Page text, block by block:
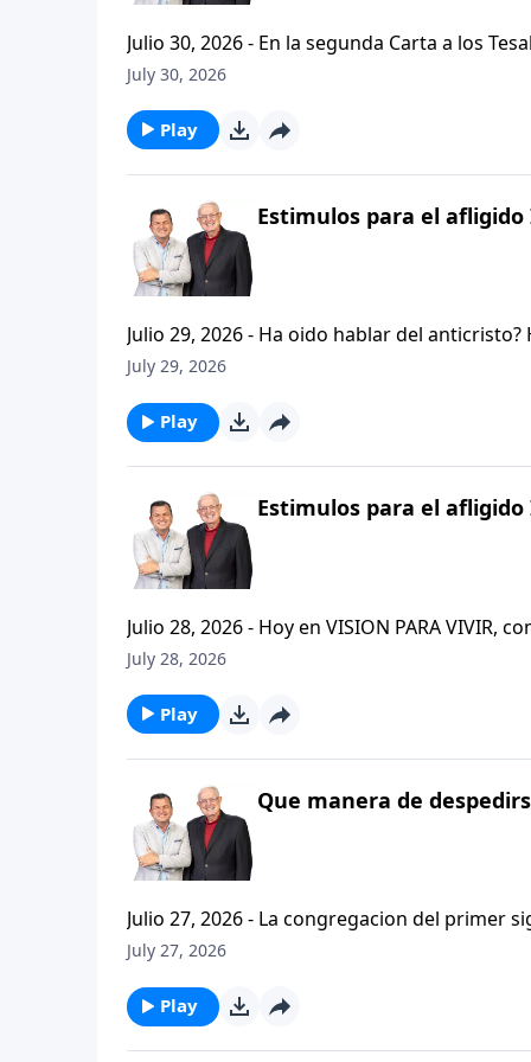
Julio 30, 2026 - En la segunda Carta a los
permanezcan firmes y aferrados a las
del mensaje que comenzamos hace un par
July 30, 2026
Play
Estimulos para el
Julio 29, 2026 - Ha oido hablar del
que se refiere la Biblia cuando usa la palabra
capitulo de 2 Tesalonicenses y escuchemos
AFLIGIDO.
July 29, 2026
Play
Estimulos para el afligido
Julio 28, 2026 - Hoy en VISION PARA
CRISTIANISMO FIRME: UN ESTUDIO DE 2
el pastor Carlos A. Zazueta titulo: "ESTIMULOS
July 28, 2026
Play
Que manera de
Julio 27, 2026 - La congregacion del primer
interpersonales cristianas y genuinas. Se afirmaban mutuamente. Daban cuentas de si mismos unos con
que significa desarrollar relaciones
July 27, 2026
Play